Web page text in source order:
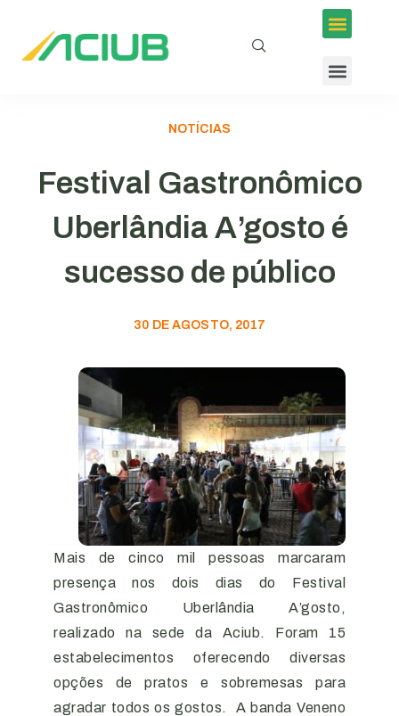
NOTÍCIAS
Festival Gastronômico
Uberlândia A’gosto é
sucesso de público
30 DE AGOSTO, 2017
Mais de cinco mil pessoas marcaram
presença nos dois dias do Festival
Gastronômico Uberlândia A’gosto,
realizado na sede da Aciub. Foram 15
estabelecimentos oferecendo diversas
opções de pratos e sobremesas para
agradar todos os gostos. A banda Veneno